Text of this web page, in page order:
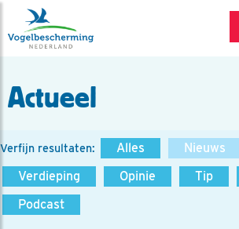
Actueel
Verfijn resultaten: Alles Nieuws
Verdieping
Opinie Tip
Podcast